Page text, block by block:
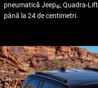
pneumatică Jeep®; Quadra-Lift
până la 24 de centimetri.